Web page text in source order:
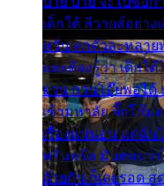
เด็กใต้ ลีวายส์อย่าง
หวั่น ตกตัวละหลาย
และต้องรู้ว่า เด็กใ
ยวน กวนโอ๊ยพอได้
เข้ามหาลัย จิ๊กโก๊ม
เรื่องแน่นอน แต่ฉัน
พรั่นพรือ มันตอบว่า
ด้วยกัน ก็เลยรอด